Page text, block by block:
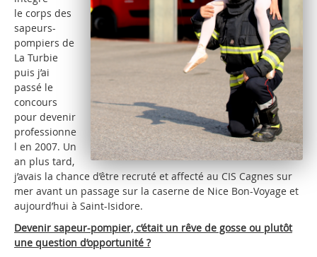
le corps des
sapeurs-
pompiers de
La Turbie
puis j’ai
passé le
concours
pour devenir
professionne
l en 2007. Un
an plus tard,
j’avais la chance d’être recruté et affecté au CIS Cagnes sur
mer avant un passage sur la caserne de Nice Bon-Voyage et
aujourd’hui à Saint-Isidore.
Devenir sapeur-pompier, c’était un rêve de gosse ou plutôt
une question d’opportunité ?